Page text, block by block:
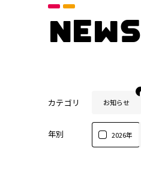
NEWS
カテゴリ お知らせ
年別 2026年